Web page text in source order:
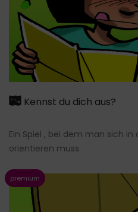
Kennst du dich aus?
Ein Spiel , bei dem man sich
orientieren muss.